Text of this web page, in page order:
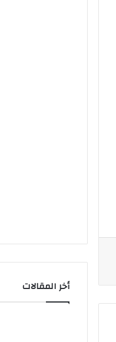
أخر المقالات